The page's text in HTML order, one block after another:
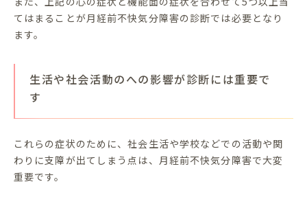
てはまることが月経前不快気分障害の診断では必要となり
ます。
生活や社会活動のへの影響が診断には重要で
す
これらの症状のために、社会生活や学校などでの活動や関
わりに支障が出てしまう点は、月経前不快気分障害で大変
重要です。